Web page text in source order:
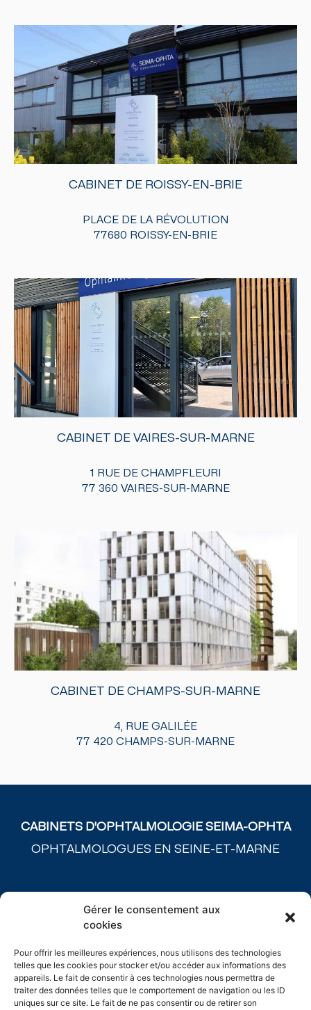
Gérer le consentement aux
cookies
Pour offrir les meilleures expériences, nous utilisons des technologies
telles que les cookies pour stocker et/ou accéder aux informations des
appareils. Le fait de consentir à ces technologies nous permettra de
traiter des données telles que le comportement de navigation ou les ID
uniques sur ce site. Le fait de ne pas consentir ou de retirer son
CABINET DE ROISSY-EN-BRIE
PLACE DE LA RÉVOLUTION
77680 ROISSY-EN-BRIE
CABINET DE VAIRES-SUR-MARNE
1 RUE DE CHAMPFLEURI
77 360 VAIRES-SUR-MARNE
CABINET DE CHAMPS-SUR-MARNE
4, RUE GALILÉE
77 420 CHAMPS-SUR-MARNE
CABINETS D'OPHTALMOLOGIE SEIMA-OPHTA
OPHTALMOLOGUES EN SEINE-ET-MARNE
NOS CABINETS
CHIRURGIES
SPÉCIALITÉS
TARIFS
PLATEAU TECHNIQUE